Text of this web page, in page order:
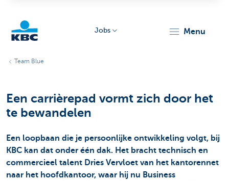
Jobs menu
Team Blue
Een carrièrepad vormt zich door het
te bewandelen
Een loopbaan die je persoonlijke ontwikkeling volgt, bij
KBC kan dat onder één dak. Het bracht technisch en
commercieel talent Dries Vervloet van het kantorennet
naar het hoofdkantoor, waar hij nu Business